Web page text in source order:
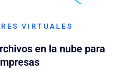
VIRTUALES
en la nube para